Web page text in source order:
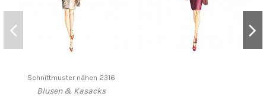
Schnittmuster nähen 2316
Blusen & Kasacks